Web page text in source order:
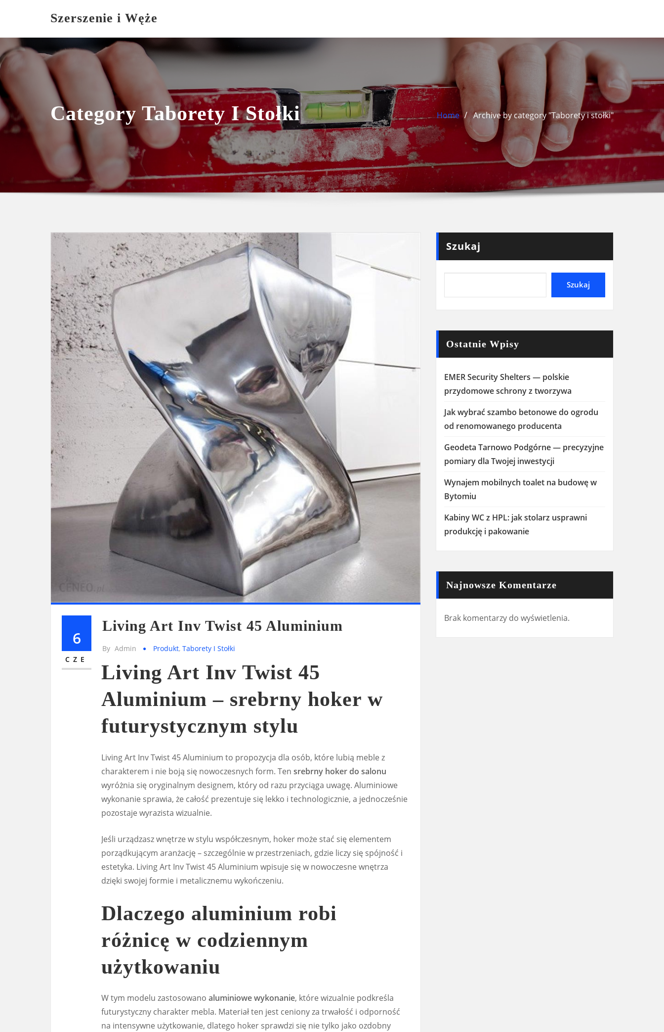
Szerszenie i Węże
Category Taborety I Stołki Home Archive by category "Taborety i stołki"
6
CZE
Living Art Inv Twist 45 Aluminium
By Admin Produkt,Taborety I Stołki
Living Art Inv Twist 45
Aluminium – srebrny hoker w
futurystycznym stylu
Living Art Inv Twist 45 Aluminium to propozycja dla osób, które lubią meble z
charakterem i nie boją się nowoczesnych form. Ten srebrny hoker do salonu
wyróżnia się oryginalnym designem, który od razu przyciąga uwagę. Aluminiowe
wykonanie sprawia, że całość prezentuje się lekko i technologicznie, a jednocześnie
pozostaje wyrazista wizualnie.
Jeśli urządzasz wnętrze w stylu współczesnym, hoker może stać się elementem
porządkującym aranżację – szczególnie w przestrzeniach, gdzie liczy się spójność i
estetyka. Living Art Inv Twist 45 Aluminium wpisuje się w nowoczesne wnętrza
dzięki swojej formie i metalicznemu wykończeniu.
Dlaczego aluminium robi
różnicę w codziennym
użytkowaniu
W tym modelu zastosowano aluminiowe wykonanie, które wizualnie podkreśla
futurystyczny charakter mebla. Materiał ten jest ceniony za trwałość i odporność
na intensywne użytkowanie, dlatego hoker sprawdzi się nie tylko jako ozdobny
Szukaj
Szukaj
Ostatnie Wpisy
EMER Security Shelters — polskie
przydomowe schrony z tworzywa
Jak wybrać szambo betonowe do ogrodu
od renomowanego producenta
Geodeta Tarnowo Podgórne — precyzyjne
pomiary dla Twojej inwestycji
Wynajem mobilnych toalet na budowę w
Bytomiu
Kabiny WC z HPL: jak stolarz usprawni
produkcję i pakowanie
Najnowsze Komentarze
Brak komentarzy do wyświetlenia.